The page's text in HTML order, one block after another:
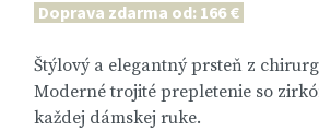
Doprava zdarma od: 166 €
Štýlový a elegantný prsteň z
Moderné trojité prepletenie so
každej dámskej ruke.